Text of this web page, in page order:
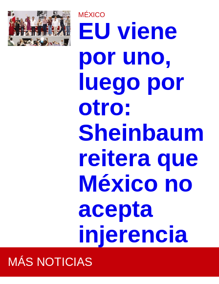
MÉXICO
EU viene
por uno,
luego por
otro:
Sheinbaum
reitera que
México no
acepta
injerencia
MÁS NOTICIAS